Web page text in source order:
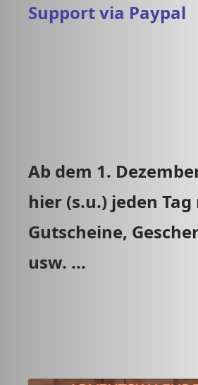
Support via Paypal
Ab dem 1.
hier (s.u.) jeden Tag
Gutscheine,
usw. ...